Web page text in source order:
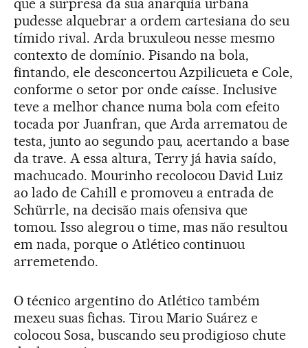
que a surpresa da sua anarquia urbana
pudesse alquebrar a ordem cartesiana do seu
tímido rival. Arda bruxuleou nesse mesmo
contexto de domínio. Pisando na bola,
fintando, ele desconcertou Azpilicueta e Cole,
conforme o setor por onde caísse. Inclusive
teve a melhor chance numa bola com efeito
tocada por Juanfran, que Arda arrematou de
testa, junto ao segundo pau, acertando a base
da trave. A essa altura, Terry já havia saído,
machucado. Mourinho recolocou David Luiz
ao lado de Cahill e promoveu a entrada de
Schürrle, na decisão mais ofensiva que
tomou. Isso alegrou o time, mas não resultou
em nada, porque o Atlético continuou
arremetendo.
O técnico argentino do Atlético também
mexeu suas fichas. Tirou Mario Suárez e
colocou Sosa, buscando seu prodigioso chute